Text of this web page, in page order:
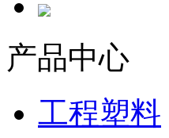
产品中心
工程塑料